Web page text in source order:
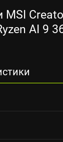
MSI
AI 9